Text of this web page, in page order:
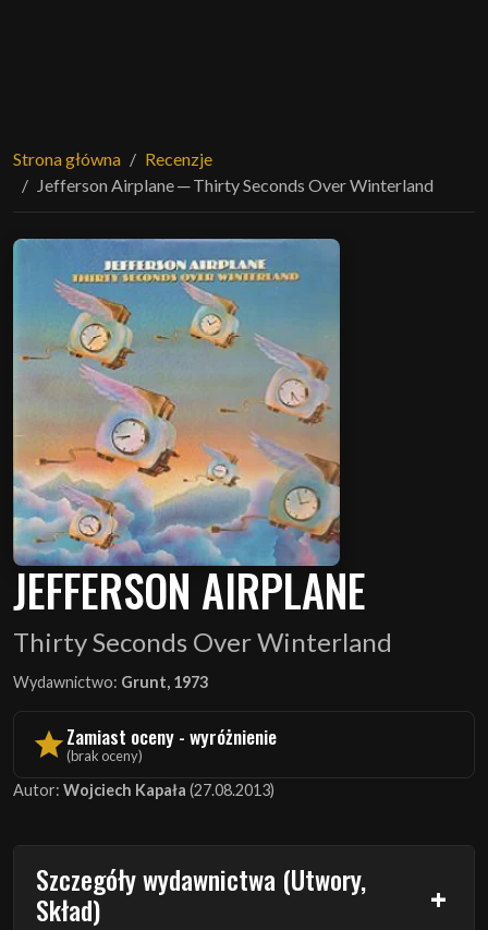
Strona główna
Recenzje
Jefferson Airplane ─ Thirty Seconds Over Winterland
JEFFERSON AIRPLANE
Thirty Seconds Over Winterland
Wydawnictwo: Grunt, 1973
Zamiast oceny - wyróżnienie
(brak oceny)
Autor: Wojciech Kapała (27.08.2013)
Szczegóły wydawnictwa (Utwory,
Skład)